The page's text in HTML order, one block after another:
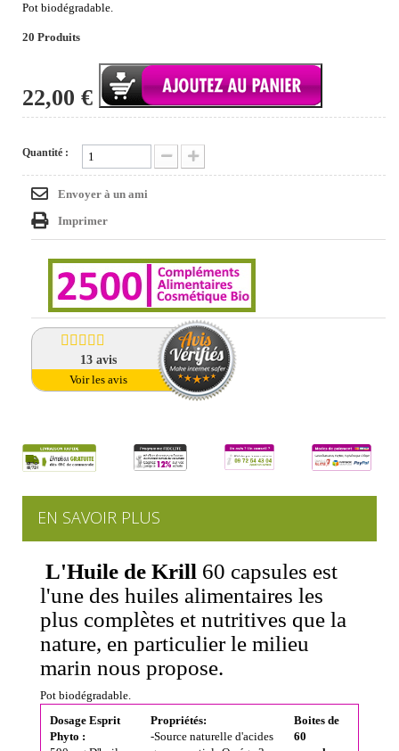
Pot biodégradable.
20 Produits
22,00 €
Quantité :
Envoyer à un ami
Imprimer
13 avis
Voir les avis
EN SAVOIR PLUS
L'Huile de Krill 60 capsules est
l'une des huiles alimentaires les
plus complètes et nutritives que la
nature, en particulier le milieu
marin nous propose.
Pot biodégradable.
Dosage Esprit
Phyto :
Propriétés:
-Source naturelle d'acides
Boites de
60